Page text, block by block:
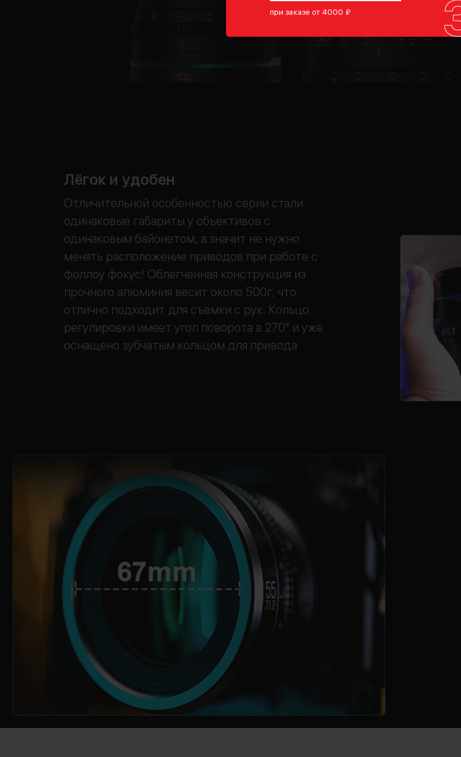
при заказе от 4000 ₽
Лёгок и удобен
Отличительной особенностью серии стали
одинаковые габариты у объективов с
одинаковым байонетом, а значит не нужно
менять расположение приводов при работе с
фоллоу фокус! Облегченная конструкция из
прочного алюминия весит около 500г, что
отлично подходит для съёмки с рук. Кольцо
регулировки имеет угол поворота в 270° и уже
оснащено зубчатым кольцом для привода